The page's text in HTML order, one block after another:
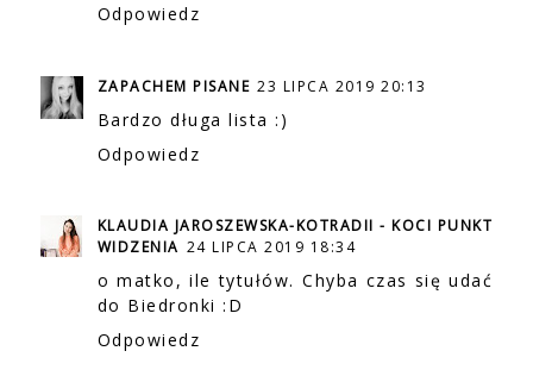
Odpowiedz
ZAPACHEM PISANE 23 LIPCA 2019 20:13
Bardzo długa lista :)
Odpowiedz
KLAUDIA JAROSZEWSKA-KOTRADII - KOCI PUNKT
WIDZENIA 24 LIPCA 2019 18:34
o matko, ile tytułów. Chyba czas się udać
do Biedronki :D
Odpowiedz